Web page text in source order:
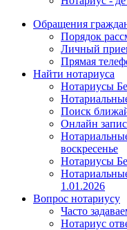
Обращения
Порядок
Личный
Прямая
Найти нотариуса
Нотариусы
Поиск
Онлайн
воскресенье
Нотариусы
1.01.2026
Вопрос нотариусу
Часто
Нотариус